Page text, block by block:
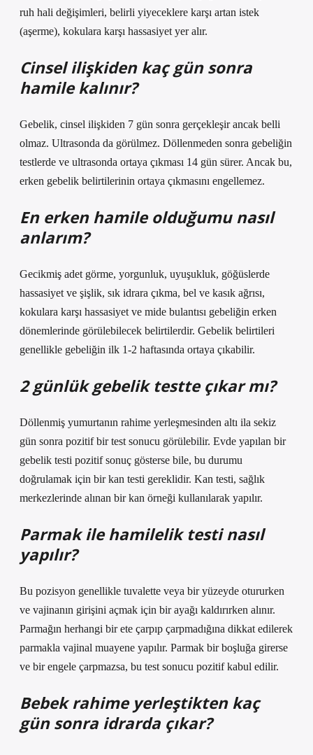
ruh hali değişimleri, belirli yiyeceklere karşı artan istek
(aşerme), kokulara karşı hassasiyet yer alır.
Cinsel ilişkiden kaç gün sonra
hamile kalınır?
Gebelik, cinsel ilişkiden 7 gün sonra gerçekleşir ancak belli
olmaz. Ultrasonda da görülmez. Döllenmeden sonra gebeliğin
testlerde ve ultrasonda ortaya çıkması 14 gün sürer. Ancak bu,
erken gebelik belirtilerinin ortaya çıkmasını engellemez.
En erken hamile olduğumu nasıl
anlarım?
Gecikmiş adet görme, yorgunluk, uyuşukluk, göğüslerde
hassasiyet ve şişlik, sık idrara çıkma, bel ve kasık ağrısı,
kokulara karşı hassasiyet ve mide bulantısı gebeliğin erken
dönemlerinde görülebilecek belirtilerdir. Gebelik belirtileri
genellikle gebeliğin ilk 1-2 haftasında ortaya çıkabilir.
2 günlük gebelik testte çıkar mı?
Döllenmiş yumurtanın rahime yerleşmesinden altı ila sekiz
gün sonra pozitif bir test sonucu görülebilir. Evde yapılan bir
gebelik testi pozitif sonuç gösterse bile, bu durumu
doğrulamak için bir kan testi gereklidir. Kan testi, sağlık
merkezlerinde alınan bir kan örneği kullanılarak yapılır.
Parmak ile hamilelik testi nasıl
yapılır?
Bu pozisyon genellikle tuvalette veya bir yüzeyde otururken
ve vajinanın girişini açmak için bir ayağı kaldırırken alınır.
Parmağın herhangi bir ete çarpıp çarpmadığına dikkat edilerek
parmakla vajinal muayene yapılır. Parmak bir boşluğa girerse
ve bir engele çarpmazsa, bu test sonucu pozitif kabul edilir.
Bebek rahime yerleştikten kaç
gün sonra idrarda çıkar?